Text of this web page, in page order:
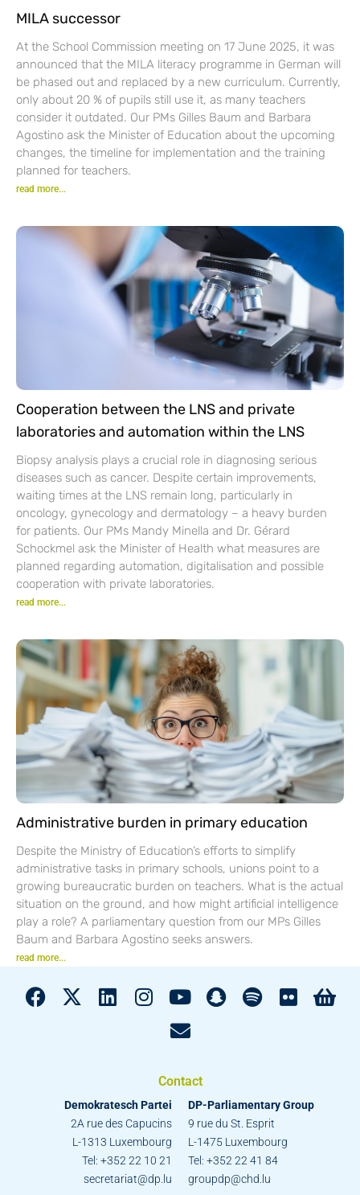
MILA successor
At the School Commission meeting on 17 June 2025, it was
announced that the MILA literacy programme in German will
be phased out and replaced by a new curriculum. Currently,
only about 20 % of pupils still use it, as many teachers
consider it outdated. Our PMs Gilles Baum and Barbara
Agostino ask the Minister of Education about the upcoming
changes, the timeline for implementation and the training
planned for teachers.
read more...
Cooperation between the LNS and private
laboratories and automation within the LNS
Biopsy analysis plays a crucial role in diagnosing serious
diseases such as cancer. Despite certain improvements,
waiting times at the LNS remain long, particularly in
oncology, gynecology and dermatology – a heavy burden
for patients. Our PMs Mandy Minella and Dr. Gérard
Schockmel ask the Minister of Health what measures are
planned regarding automation, digitalisation and possible
cooperation with private laboratories.
read more...
Administrative burden in primary education
Despite the Ministry of Education’s efforts to simplify
administrative tasks in primary schools, unions point to a
growing bureaucratic burden on teachers. What is the actual
situation on the ground, and how might artificial intelligence
play a role? A parliamentary question from our MPs Gilles
Baum and Barbara Agostino seeks answers.
read more...
Contact
Demokratesch Partei
2A rue des Capucins
L-1313 Luxembourg
Tel: +352 22 10 21
secretariat@dp.lu
DP-Parliamentary Group
9 rue du St. Esprit
L-1475 Luxembourg
Tel: +352 22 41 84
groupdp@chd.lu